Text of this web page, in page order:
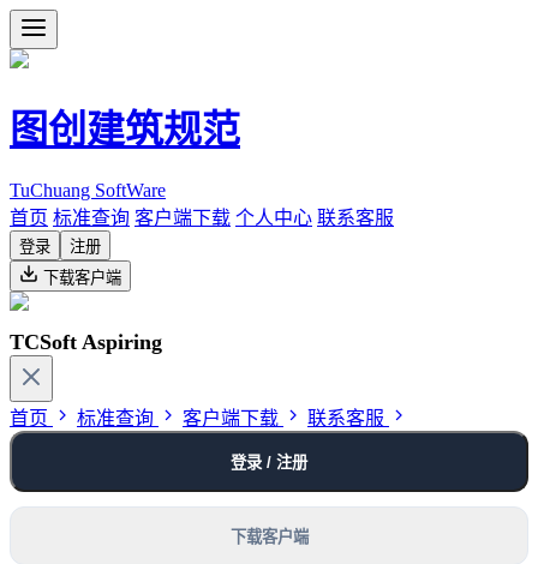
图创建筑规范
TuChuang SoftWare
首页 标准查询 客户端下载 个人中心 联系客服
登录
注册
下载客户端
TCSoft Aspiring
首页 标准查询 客户端下载 联系客服
登录 / 注册
下载客户端